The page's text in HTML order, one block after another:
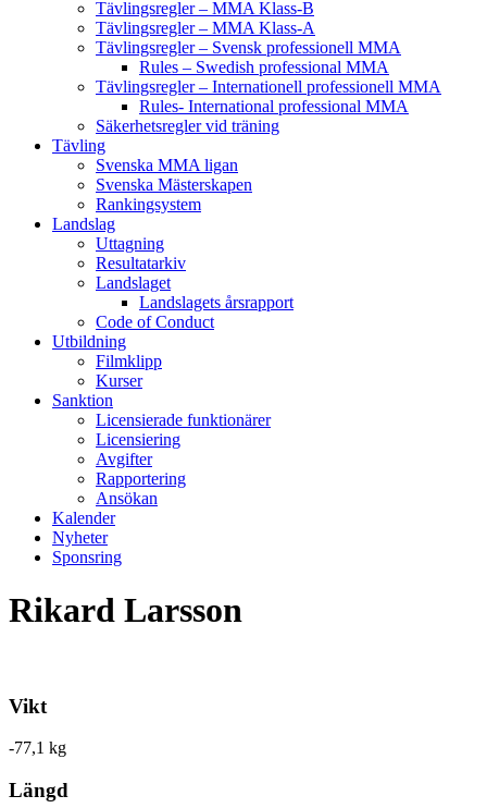
Tävlingsregler – MMA Klass-B
Tävlingsregler – MMA Klass-A
Tävlingsregler – Svensk professionell MMA
Rules – Swedish professional MMA
Tävlingsregler – Internationell professionell MMA
Rules- International professional MMA
Säkerhetsregler vid träning
Tävling
Svenska MMA ligan
Svenska Mästerskapen
Rankingsystem
Landslag
Uttagning
Resultatarkiv
Landslaget
Landslagets årsrapport
Code of Conduct
Utbildning
Filmklipp
Kurser
Sanktion
Licensierade funktionärer
Licensiering
Avgifter
Rapportering
Ansökan
Kalender
Nyheter
Sponsring
Rikard Larsson
Vikt
-77,1 kg
Längd